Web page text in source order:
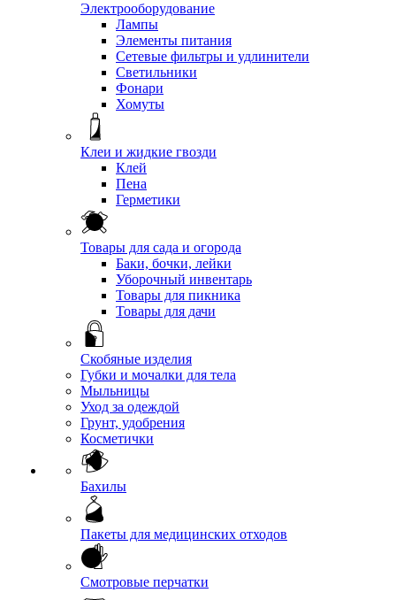
Электрооборудование
Лампы
Элементы питания
Сетевые фильтры и удлинители
Светильники
Фонари
Хомуты
Клеи и жидкие гвозди
Клей
Пена
Герметики
Товары для сада и огорода
Баки, бочки, лейки
Уборочный инвентарь
Товары для пикника
Товары для дачи
Скобяные изделия
Губки и мочалки для тела
Мыльницы
Уход за одеждой
Грунт, удобрения
Косметички
Бахилы
Пакеты для медицинских отходов
Смотровые перчатки